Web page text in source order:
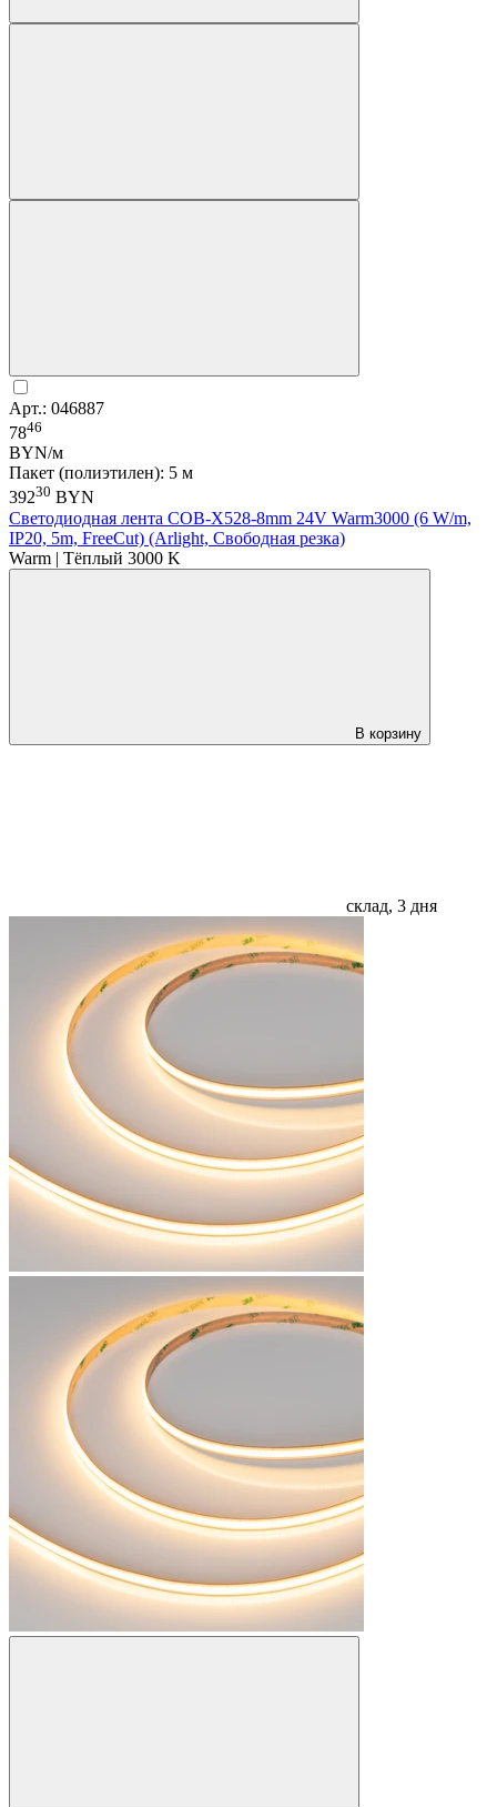
Арт.: 046887
7846
BYN/м
Пакет (полиэтилен): 5 м
39230 BYN
Светодиодная лента COB-X528-8mm 24V Warm3000 (6 W/m,
IP20, 5m, FreeCut) (Arlight, Свободная резка)
Warm | Тёплый 3000 K
В корзину
склад, 3 дня